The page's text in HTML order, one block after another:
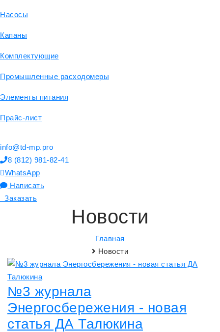
Насосы
Капаны
Комплектующие
Промышленные расходомеры
Элементы питания
Прайс-лист
info@td-mp.pro
8 (812) 981-82-41
WhatsApp
Написать
Заказать
Новости
Главная
Новости
№3 журнала
Энергосбережения - новая
статья ДА Талюкина